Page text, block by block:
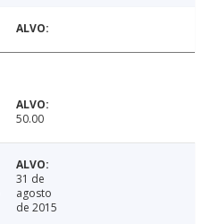
50.00
31 de
agosto
de 2015